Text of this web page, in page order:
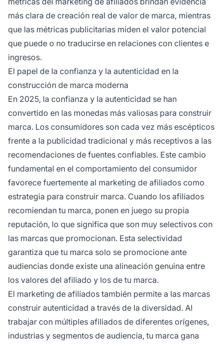
más clara de creación real de valor de marca, mientras
que las métricas publicitarias miden el valor potencial
que puede o no traducirse en relaciones con clientes e
ingresos.
El papel de la confianza y la autenticidad en la
construcción de marca moderna
En 2025, la confianza y la autenticidad se han
convertido en las monedas más valiosas para construir
marca. Los consumidores son cada vez más escépticos
frente a la publicidad tradicional y más receptivos a las
recomendaciones de fuentes confiables. Este cambio
fundamental en el comportamiento del consumidor
favorece fuertemente al marketing de afiliados como
estrategia para construir marca. Cuando los afiliados
recomiendan tu marca, ponen en juego su propia
reputación, lo que significa que son muy selectivos con
las marcas que promocionan. Esta selectividad
garantiza que tu marca solo se promocione ante
audiencias donde existe una alineación genuina entre
los valores del afiliado y los de tu marca.
El marketing de afiliados también permite a las marcas
construir autenticidad a través de la diversidad. Al
trabajar con múltiples afiliados de diferentes orígenes,
industrias y segmentos de audiencia, tu marca gana